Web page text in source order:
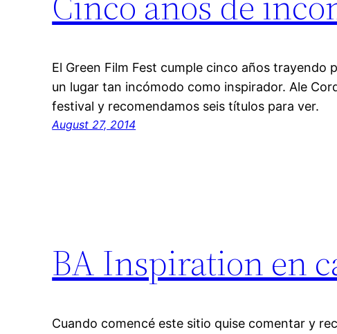
El Green Film Fest cumple cinco años trayendo
un lugar tan incómodo como inspirador. Ale
festival y recomendamos seis títulos para ver.
August 27, 2014
BA Inspiration en
Cuando comencé este sitio quise comentar y